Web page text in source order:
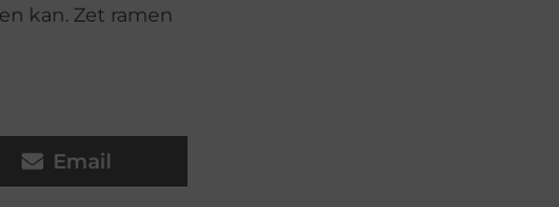
kan. Zet ramen
Email